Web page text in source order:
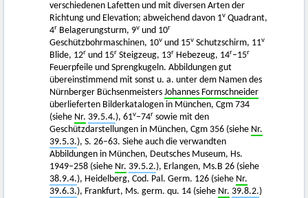
verschiedenen Lafetten und mit diversen Arten der
Richtung und Elevation; abweichend davon 1v Quadrant,
4r Belagerungsturm, 9v und 10r
Geschützbohrmaschinen, 10v und 15v Schutzschirm, 11v
Blide, 12r und 15r Steigzeug, 13r Hebezeug, 14r–15r
Feuerpfeile und Sprengkugeln. Abbildungen gut
übereinstimmend mit sonst u. a. unter dem Namen des
Nürnberger Büchsenmeisters Johannes Formschneider
überlieferten Bilderkatalogen in München, Cgm 734
(siehe Nr. 39.5.4.), 61v–74r sowie mit den
Geschützdarstellungen in München, Cgm 356 (siehe Nr.
39.5.3.), S. 26–63. Siehe auch die verwandten
Abbildungen in München, Deutsches Museum, Hs.
1949–258 (siehe Nr. 39.5.2.), Erlangen, Ms.B 26 (siehe
38.9.4.), Heidelberg, Cod. Pal. Germ. 126 (siehe Nr.
39.6.3.), Frankfurt, Ms. germ. qu. 14 (siehe Nr. 39.8.2.)